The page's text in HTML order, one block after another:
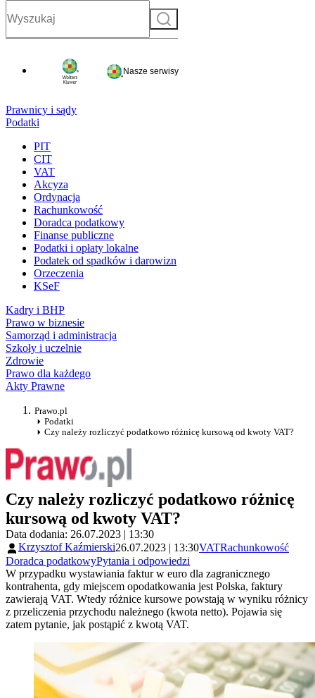
Szukaj
Nasze serwisy
Prawnicy i sądy
Podatki
PIT
CIT
VAT
Akcyza
Ordynacja
Rachunkowość
Doradca podatkowy
Finanse publiczne
Podatki i opłaty lokalne
Podatek od spadków i darowizn
Orzeczenia
KSeF
Kadry i BHP
Prawo w biznesie
Samorząd i administracja
Szkoły i uczelnie
Zdrowie
Prawo dla każdego
Akty Prawne
Prawo.pl
Podatki
Czy należy rozliczyć podatkowo różnicę kursową od kwoty VAT?
Czy należy rozliczyć podatkowo różnicę
kursową od kwoty VAT?
Data dodania: 26.07.2023 | 13:30
Krzysztof Kaźmierski26.07.2023 | 13:30VATRachunkowość
Doradca podatkowyPytania i odpowiedzi
W przypadku wystawiania faktur w euro dla zagranicznego
kontrahenta, gdy miejscem opodatkowania jest Polska, faktury
zawierają VAT. Wtedy różnice kursowe powstają w wyniku różnicy
z przeliczenia przychodu należnego (kwota netto). Pojawia się
zatem pytanie, jak postąpić z kwotą VAT.